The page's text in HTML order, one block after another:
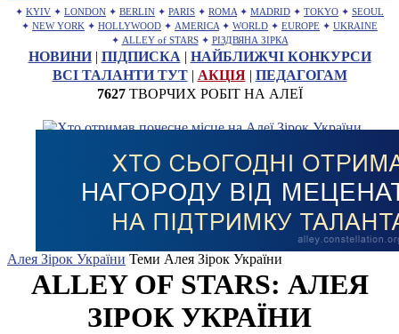
✦ KYIV ✦ LONDON ✦ BERLIN ✦ PARIS ✦ ROMA ✦ MADRID ✦ TOKYO ✦ SEOUL
✦ NEW YORK ✦ HOLLYWOOD ✦ AMERICA ✦ WORLD ✦ EUROPE ✦ UKRAINE
✦ ALLEY of STARS ✦ РІЗДВЯНА ЗІРКА
НОВИНИ| ПІДПИСКА | НАЙБЛИЖЧІ КОНКУРСИ
ВСІ ТАЛАНТИ ТУТ| АКЦІЯ| ПЕДАГОГАМ
7627ТВОРЧИХ РОБІТ НА АЛЕЇ
Алея Зірок України Теми Алея Зірок України
ALLEY OF STARS: АЛЕЯ
ЗІРОК УКРАЇНИ